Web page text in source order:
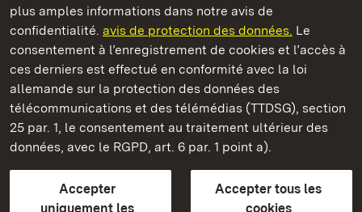
plus amples informations dans notre avis de
confidentialité. avis de protection des données. Le
consentement à l’enregistrement de cookies et l’accès à
ces derniers est effectué en conformité avec la loi
allemande sur la protection des données des
télécommunications et des télémédias (TTDSG), section
25 par. 1, le consentement au traitement ultérieur des
données, avec le RGPD, art. 6 par. 1 point a).
Accepter
uniquement les
Accepter tous les
cookies
Staatliche Schlösser und Gärten Baden‑Württemberg
Châteaux et jardins publics du Bade-Wurtemberg
ContactFAQ et réponsesMentions légales
Protection des données
Explications sur l’accessibilité
BITV-konform (geprüfte Seiten)
plus loin